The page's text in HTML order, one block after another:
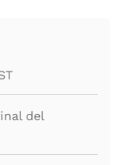
del